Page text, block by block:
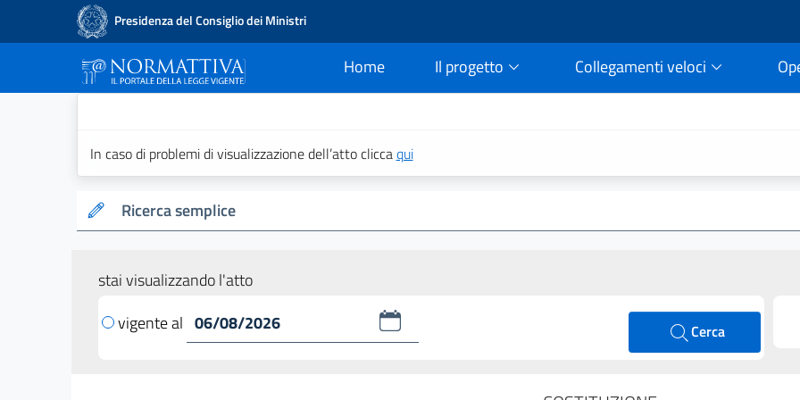
Presidenza del Consiglio dei Ministri
Home
current Il progetto Collegamenti veloci
In caso di problemi di visualizzazione dell’atto cliccaqui
Ricerca semplice
stai visualizzando l'atto
vigente al
Cerca